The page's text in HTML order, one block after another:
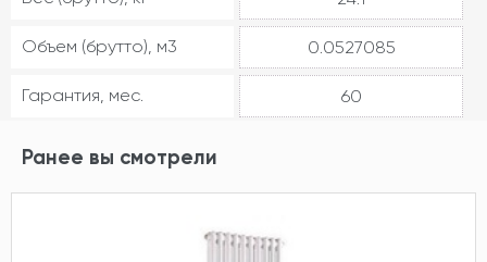
Объем (брутто), м3 0.0527085
Гарантия, мес. 60
Ранее вы смотрели